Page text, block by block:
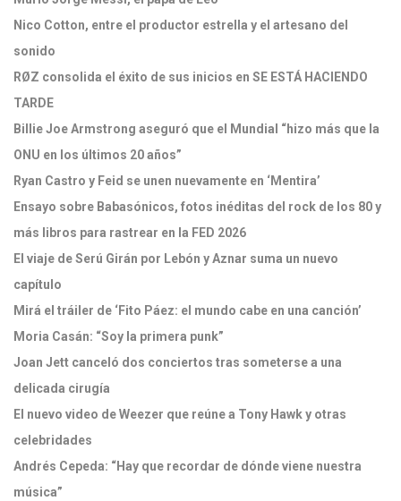
Nico Cotton, entre el productor estrella y el artesano del
sonido
RØZ consolida el éxito de sus inicios en SE ESTÁ HACIENDO
TARDE
Billie Joe Armstrong aseguró que el Mundial “hizo más que la
ONU en los últimos 20 años”
Ryan Castro y Feid se unen nuevamente en ‘Mentira’
Ensayo sobre Babasónicos, fotos inéditas del rock de los 80 y
más libros para rastrear en la FED 2026
El viaje de Serú Girán por Lebón y Aznar suma un nuevo
capítulo
Mirá el tráiler de ‘Fito Páez: el mundo cabe en una canción’
Moria Casán: “Soy la primera punk”
Joan Jett canceló dos conciertos tras someterse a una
delicada cirugía
El nuevo video de Weezer que reúne a Tony Hawk y otras
celebridades
Andrés Cepeda: “Hay que recordar de dónde viene nuestra
música”